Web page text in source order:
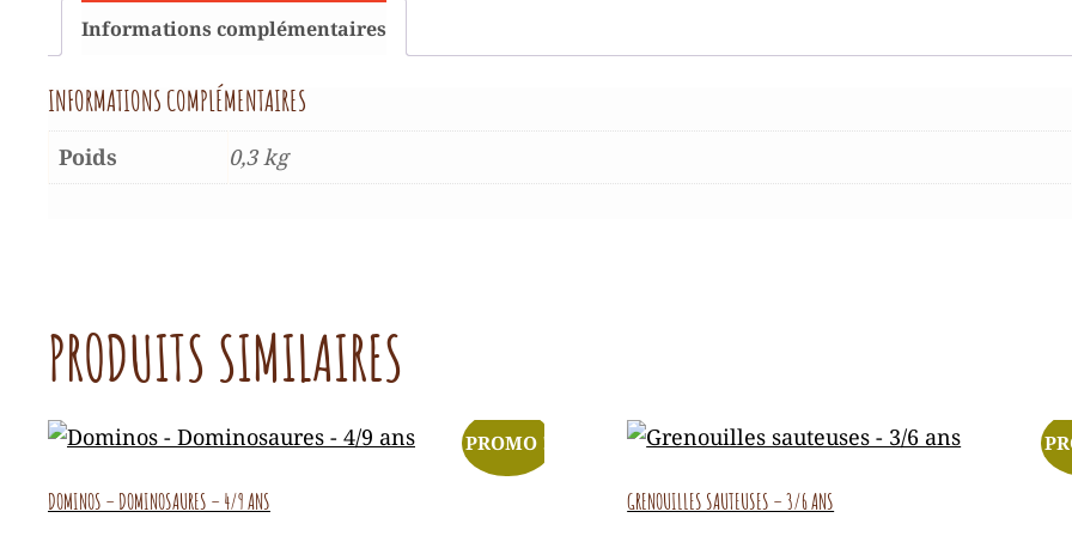
Informations complémentaires
INFORMATIONS COMPLÉMENTAIRES
Poids 0,3 kg
PRODUITS SIMILAIRES
PROMO !
DOMINOS – DOMINOSAURES – 4/9 ANS GRENOUILLES SAUTEUSES – 3/6 ANS